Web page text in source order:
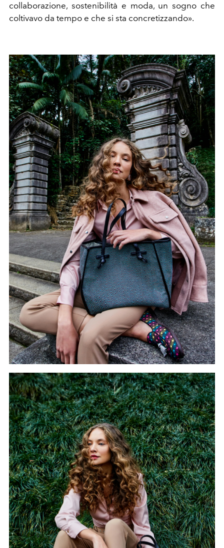
collaborazione, sostenibilità e moda, un sogno che
coltivavo da tempo e che si sta concretizzando».